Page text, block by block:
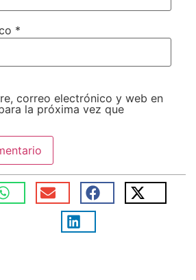
*
correo electrónico y web en
la próxima vez que